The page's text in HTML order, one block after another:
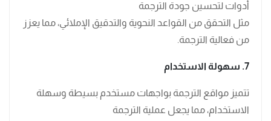
أدوات لتحسين جودة الترجمة
مثل التحقق من القواعد النحوية والتدقيق الإملائي، مما يعزز
من فعالية الترجمة.
7. سهولة الاستخدام
تتميز مواقع الترجمة بواجهات مستخدم بسيطة وسهلة
الاستخدام، مما يجعل عملية الترجمة